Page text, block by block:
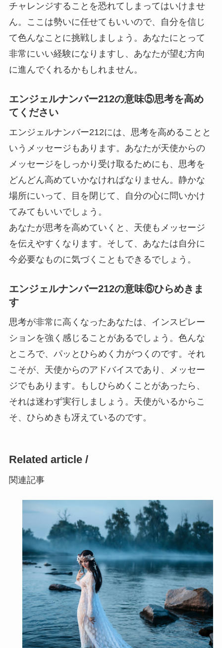
チャレンジすることを恐れてしまってはいけませ
ん。ここは勢いに任せてもいいので、自分を信じ
て色んなことに挑戦しましょう。あなたにとって
非常にいい経験になりますし、あなたが望む方向
に進んでくれるかもしれません。
エンジェルナンバー212の意味⑤思考を高め
てください
エンジェルナンバー212には、思考を高めることと
いうメッセージもあります。あなたが天使からの
メッセージをしっかり受け取るためにも、思考を
どんどん高めていかなければなりません。静かな
場所にいって、目を閉じて、自分の心に問いかけ
てみてもいいでしょう。
あなたが思考を高めていくと、天使もメッセージ
を伝えやすくなります。そして、あなたは自分に
今必要なものに気づくこともできるでしょう。
エンジェルナンバー212の意味⑥ひらめきま
す
思考が非常に高くなったあなたは、インスピレー
ションを強く感じることがあるでしょう。色んな
ところで、パッとひらめく力がつくのです。それ
こそが、天使からのアドバイスであり、メッセー
ジでもあります。もしひらめくことがあったら、
それは迷わず実行しましょう。天使がいるからこ
そ、ひらめきも冴えているのです。
Related article /
関連記事